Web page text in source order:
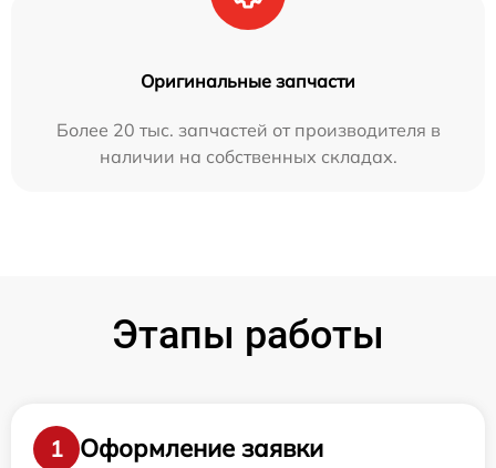
Оригинальные запчасти
Более 20 тыс. запчастей от производителя в
наличии на собственных складах.
Этапы работы
1
Оформление заявки